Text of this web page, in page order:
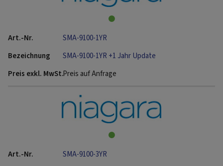
SMA-9100-1YR
SMA-9100-1YR +1 Jahr Update
Preis auf Anfrage
SMA-9100-3YR